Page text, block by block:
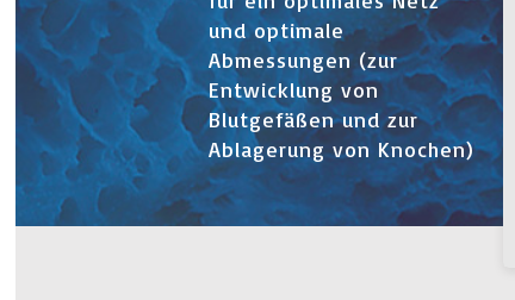
und optimale
Abmessungen (zur
Entwicklung von
Blutgefäßen und zur
Ablagerung von Knochen)